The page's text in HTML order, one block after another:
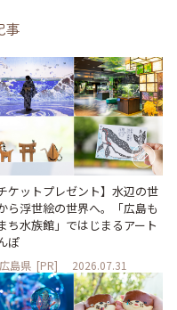
事
チケットプレゼント】水辺の世
ら浮世絵の世界へ。「広島も
ち水族館」ではじまるアート
ぽ
広島県 [PR] 2026.07.31